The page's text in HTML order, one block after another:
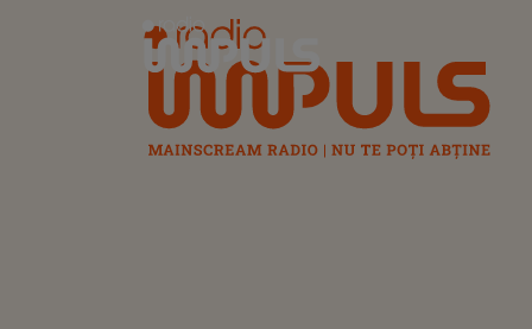
Radio Impuls